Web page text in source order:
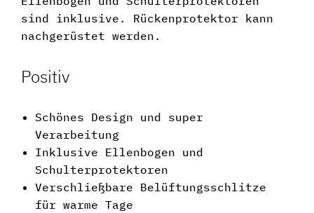
sind inklusive. Rückenprotektor kann
nachgerüstet werden.
Positiv
Schönes Design und super
Verarbeitung
Inklusive Ellenbogen und
Schulterprotektoren
Verschließbare Belüftungsschlitze
für warme Tage